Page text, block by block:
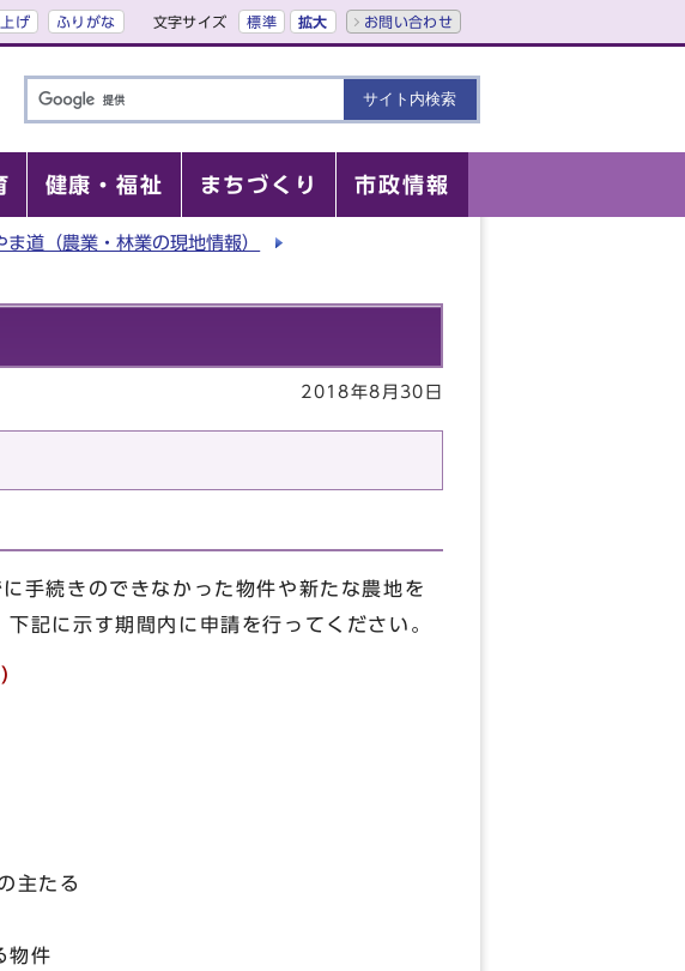
げ ふりがな 文字サイズ 標準 拡大 お問い合わせ
健康・福祉 まちづくり 市政情報
道（農業・林業の現地情報）
2018年8月30日
手続きのできなかった物件や新たな農地を
記に示す期間内に申請を行ってください。
主たる
物件